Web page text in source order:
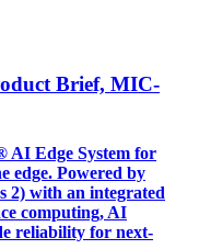
Brief, MIC-
AI Edge System for
edge. Powered by
with an integrated
computing, AI
reliability for next-